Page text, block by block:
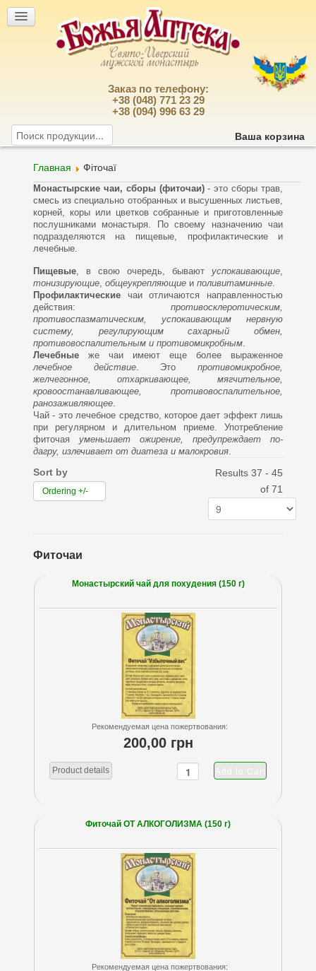
Заказ по телефону:
+38 (048) 771 23 29
+38 (094) 996 63 29
Ваша корзина
Главная Фіточаї
Монастырские чаи, сборы (фиточаи)- это сборы трав,
смесь из специально отобранных и высушенных листьев,
корней, коры или цветков собранные и приготовленные
послушниками монастыря. По своему назначению чаи
подразделяются на пищевые, профилактические и
лечебные.
Пищевые, в свою очередь, бываютуспокаивающие,
тонизирующие, общеукрепляющиеи поливитаминные.
Профилактическиечаи отличаются направленностью
действия:противосклеротическим,
противоспазматическим, успокаивающим нервную
систему, регулирующим сахарный обмен,
противовоспалительным и противомикробным.
Лечебныеже чаи имеют еще более выраженное
лечебное действие. Этопротивомикробное,
желчегонное, отхаркивающее, мягчительное,
кровоостанавливающее, противовоспалительное,
ранозаживляющее.
Чай - это лечебное средство, которое дает эффект лишь
при регулярном и длительном приеме. Употребление
фиточая уменьшает ожирение, предупреждает по-
дагру, излечивает от диатеза и малокровия.
Sort by
Ordering +/-
Results 37 - 45
of 71
Фиточаи
Монастырский чай для похудения (150 г)
Рекомендуемая цена пожертвования:
200,00 грн
Product details
Фиточай ОТ АЛКОГОЛИЗМА (150 г)
Рекомендуемая цена пожертвования: